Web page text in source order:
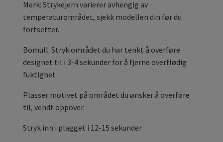
Merk: Strykejern varierer avhengig av
temperaturområdet, sjekk modellen din før du
fortsetter.
Bomull: Stryk området du har tenkt å overføre
designet til i 3-4 sekunder for å fjerne overflødig
fuktighet
Plasser motivet på området du ønsker å overføre
til, vendt oppover.
Stryk inn i plagget i 12-15 sekunder